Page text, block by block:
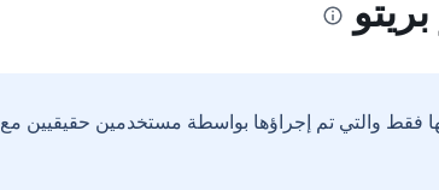
فقط والتي تم إجراؤها بواسطة مستخدمين حقيقيين مع